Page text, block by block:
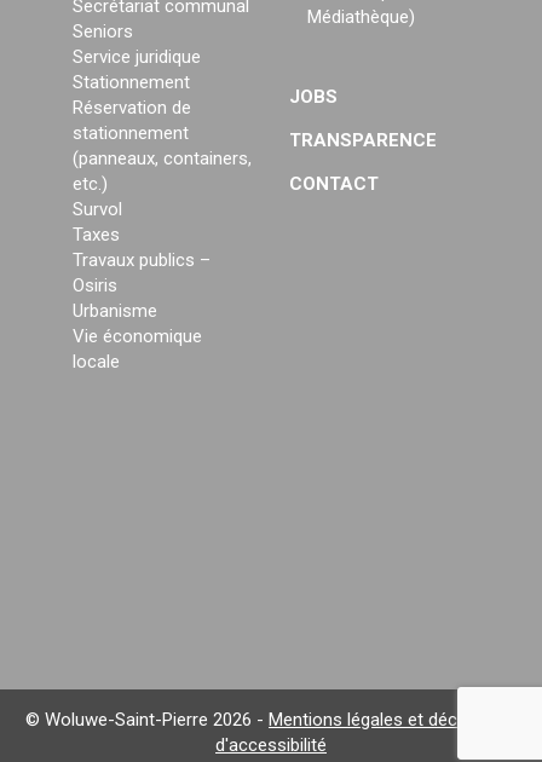
Secrétariat communal
Seniors
Service juridique
Stationnement
Réservation de
stationnement
(panneaux, containers,
etc.)
Survol
Taxes
Travaux publics –
Osiris
Urbanisme
Vie économique
locale
Médiathèque)
JOBS
TRANSPARENCE
CONTACT
© Woluwe-Saint-Pierre 2026 - Mentions légales et déclaration
d'accessibilité